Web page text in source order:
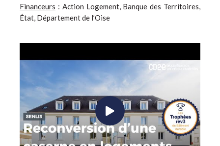
Financeurs : Action Logement, Banque des Territoires,
État, Département de l’Oise